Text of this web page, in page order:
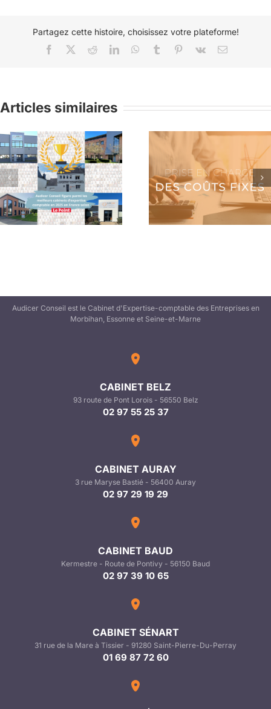
Partagez cette histoire, choisissez votre plateforme!
Facebook RedditLinkedInWhatsApp
Tumblr Pinterest
Vk Email
Articles similaires
Prise en charge des
coûts fixes
L’Accord de
Performance
Audicer Conseil est le Cabinet d'Expertise-comptable des Entreprises en
Morbihan, Essonne et Seine-et-Marne
CABINET BELZ
93 route de Pont Lorois - 56550 Belz
02 97 55 25 37
CABINET AURAY
3 rue Maryse Bastié - 56400 Auray
02 97 29 19 29
CABINET BAUD
Kermestre - Route de Pontivy - 56150 Baud
02 97 39 10 65
CABINET SÉNART
31 rue de la Mare à Tissier - 91280 Saint-Pierre-Du-Perray
01 69 87 72 60